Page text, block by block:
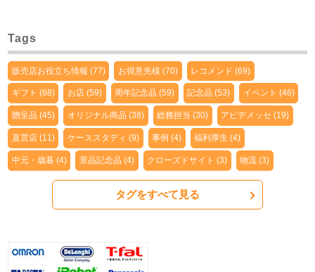
Tags
販売店お役立ち情報 (77) お得意先様 (70) レコメンド (69)
ギフト (68) お店 (59) 周年記念品 (59) 記念品 (53) イベント (46)
贈呈品 (45) オリジナル商品 (38) 総務担当 (30) アピデメッセ (19)
直営店 (11) ケーススタディ (9) 事例 (4) 福利厚生 (4)
中元・歳暮 (4) 景品記念品 (4) クローズドサイト (3) 物流 (3)
タグをすべて見る